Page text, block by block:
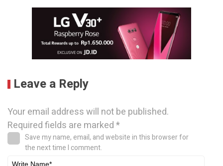
Leave a Reply
Your email address will not be published.
Required fields are marked*
Save my name, email, and website in this browser for
the next time I comment.